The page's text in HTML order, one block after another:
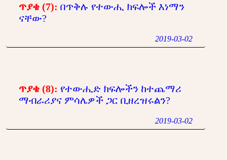
ጥያቄ (7): በጥቅሉ የተውሒ ክፍሎች እነማን
ናቸው?
2019-03-02
ጥያቄ (8): የተውሒድ ክፍሎችን ከተጨማሪ
ማብራሪያና ምሳሌዎች ጋር ቢዘረዝሩልን?
2019-03-02